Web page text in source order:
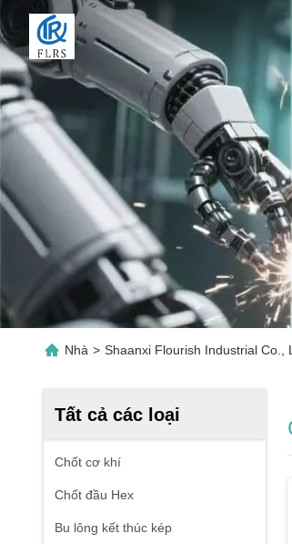
Nhà > Shaanxi Flourish Industrial Co.,
Tất cả các loại
Chốt cơ khí
Chốt đầu Hex
Bu lông kết thúc kép